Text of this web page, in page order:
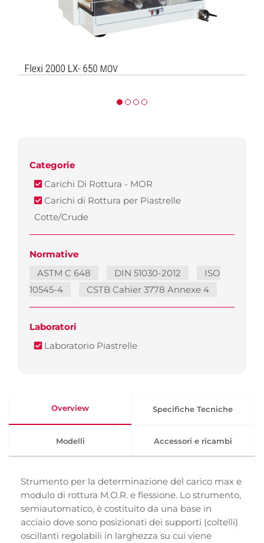
Categorie
Carichi Di Rottura - MOR
Carichi di Rottura per Piastrelle
Cotte/Crude
Normative
ASTM C 648
DIN 51030-2012
ISO
10545-4
CSTB Cahier 3778 Annexe 4
Laboratori
Laboratorio Piastrelle
Overview Specifiche Tecniche
Modelli Accessori e ricambi
Strumento per la determinazione del carico max e
modulo di rottura M.O.R. e flessione. Lo strumento,
semiautomatico, è costituito da una base in
acciaio dove sono posizionati dei supporti (coltelli)
oscillanti regolabili in larghezza su cui viene